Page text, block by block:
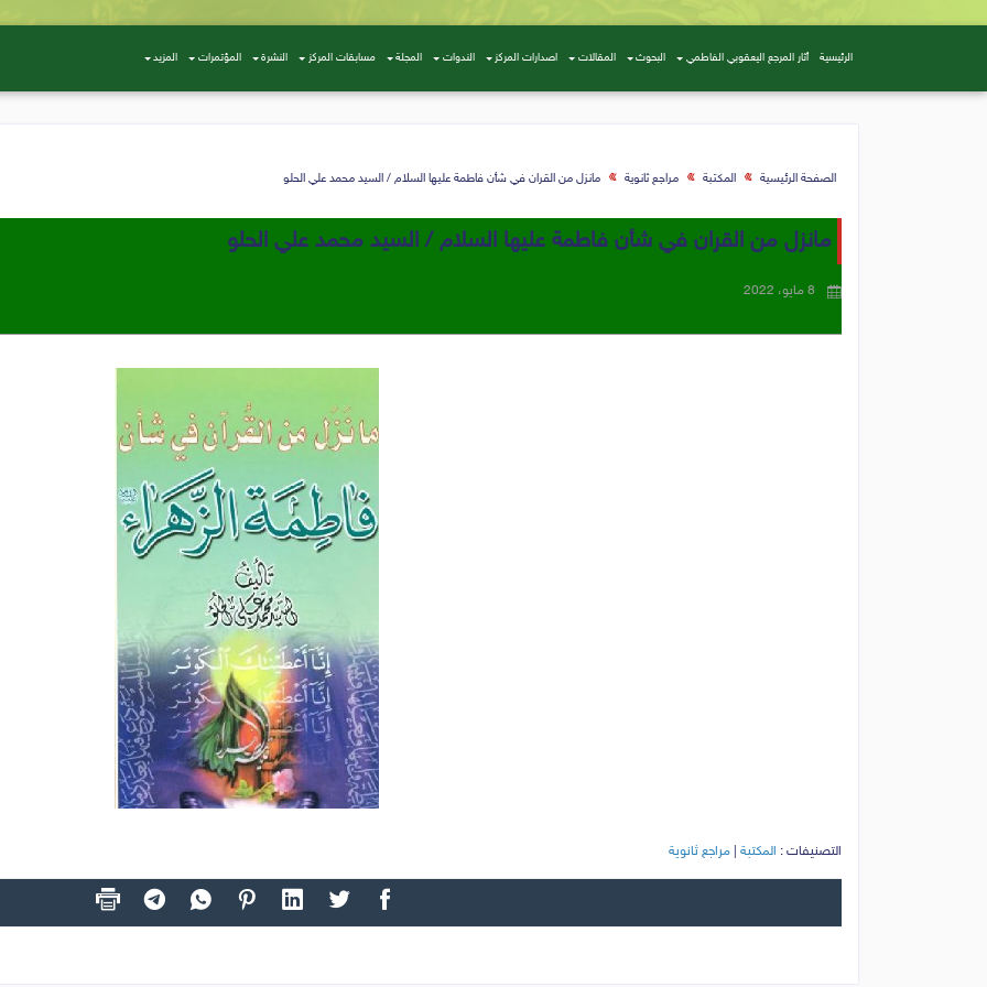
الرئيسية أثار المرجع اليعقوبي الفاطمي البحوث المقالات اصدارات المركز الندوات المجلة مسابقات المركز النشرة المؤتمرات المزيد
الصفحة الرئيسية المكتبة مراجع ثانوية مانزل من القران في شأن فاطمة عليها السلام / السيد محمد علي الحلو
مانزل من القران في شأن فاطمة عليها السلام / السيد محمد علي الحلو
8 مايو، 2022
التصنيفات : المكتبة مراجع ثانوية